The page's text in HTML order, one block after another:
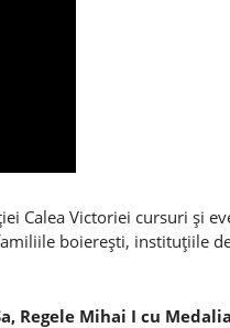
Calea Victoriei cursuri şi
boiereşti, instituţiile
Regele Mihai I cu